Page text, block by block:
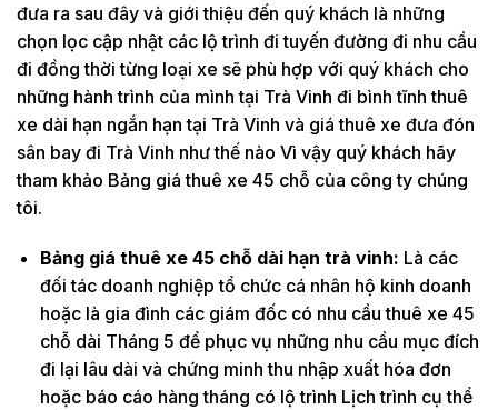
đưa ra sau đây và giới thiệu đến quý khách là những
chọn lọc cập nhật các lộ trình đi tuyến đường đi nhu cầu
đi đồng thời từng loại xe sẽ phù hợp với quý khách cho
những hành trình của mình tại Trà Vinh đi bình tĩnh thuê
xe dài hạn ngắn hạn tại Trà Vinh và giá thuê xe đưa đón
sân bay đi Trà Vinh như thế nào Vì vậy quý khách hãy
tham khảo Bảng giá thuê xe 45 chỗ của công ty chúng
tôi.
Bảng giá thuê xe 45 chỗ dài hạn trà vinh: Là các
đối tác doanh nghiệp tổ chức cá nhân hộ kinh doanh
hoặc là gia đình các giám đốc có nhu cầu thuê xe 45
chỗ dài Tháng 5 để phục vụ những nhu cầu mục đích
đi lại lâu dài và chứng minh thu nhập xuất hóa đơn
hoặc báo cáo hàng tháng có lộ trình Lịch trình cụ thể